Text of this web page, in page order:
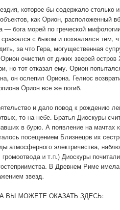
которое бы содержало столько
как Орион, расположенный
бога морей по греческой
с быком и похвалялся тем,
за что Гера, могущественная
очистил от диких зверей
но тот отказал ему. Орион
он ослепил Ориона. Гелиос
Орион все же погиб.
и дало повод к рождению
то на небе. Братья Диоскуры
в бурю. А появление на мачтах
посещением Близнецов их
атмосферного электричества,
и т.п.) Диоскуры
В Древнем Риме
звезд.
ВЫ МОЖЕТЕ ОКАЗАТЬ ЗДЕСЬ: